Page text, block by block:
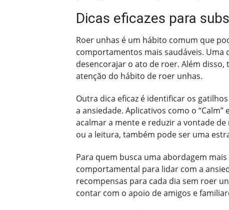
Dicas eficazes para
Roer unhas é um hábito comum que
comportamentos mais saudáveis. Uma
desencorajar o ato de roer. Além
atenção do hábito de roer unhas.
Outra dica eficaz é identificar os
a ansiedade. Aplicativos como o
acalmar a mente e reduzir a vontade
ou a leitura, também pode ser uma
Para quem busca uma abordagem
comportamental para lidar com a
recompensas para cada dia sem roer
contar com o apoio de amigos e